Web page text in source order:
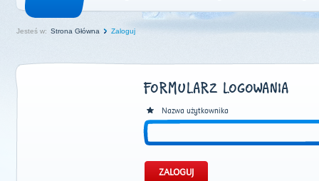
Jesteś w: Strona Główna Zaloguj
FORMULARZ LOGOWANIA
Nazwa użytkownika